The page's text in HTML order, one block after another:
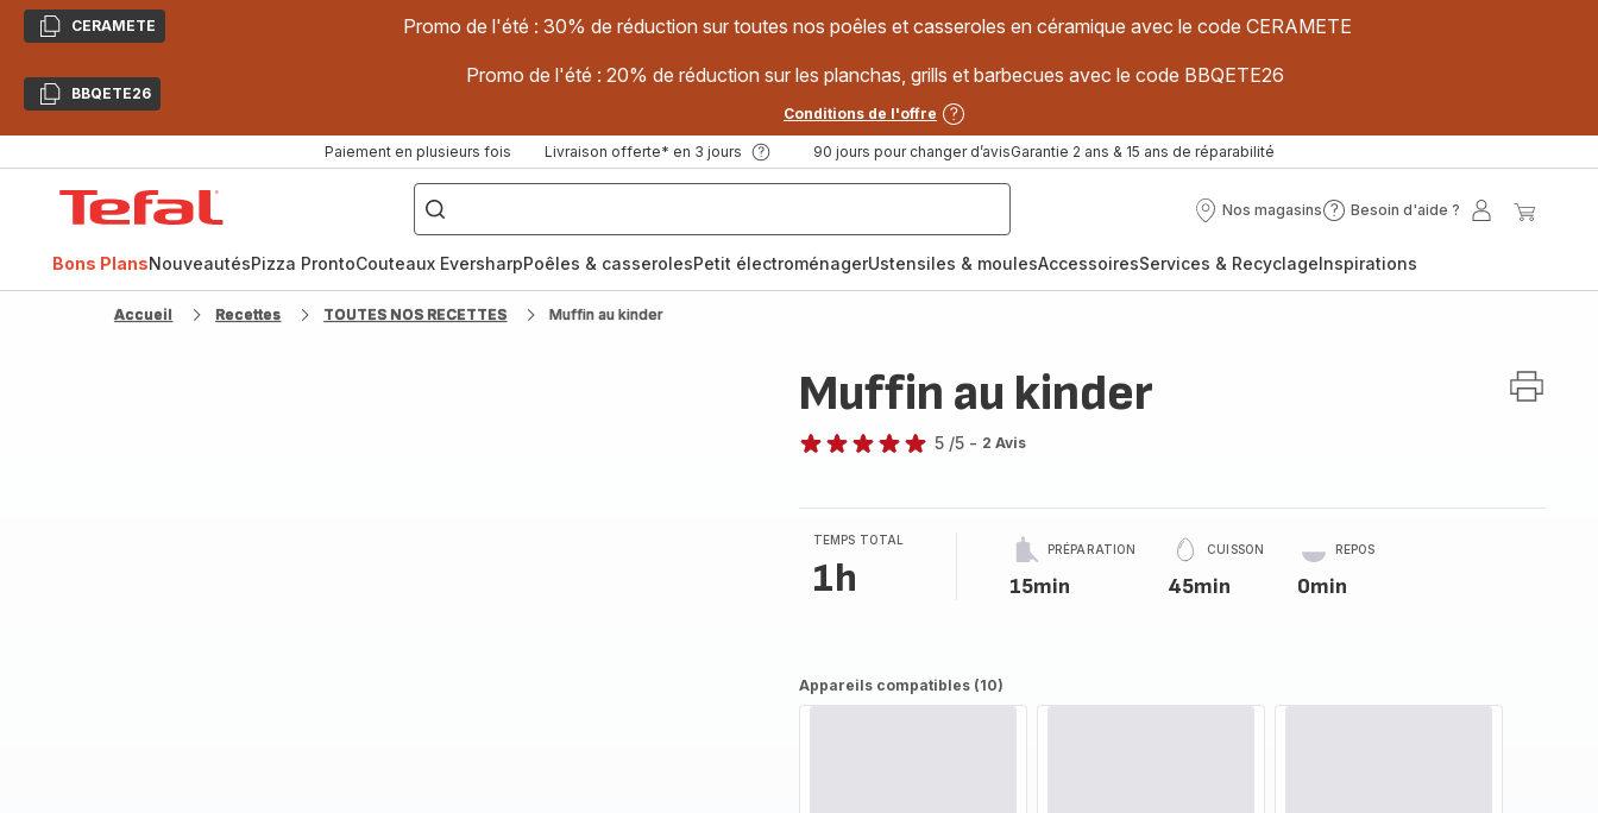
CopierCERAMETE Promo de l'été : 30% de réduction sur toutes nos poêles et casseroles en céramique avec le code CERAMETE
CopierBBQETE26
Promo de l'été : 20% de réduction sur les planchas, grills et barbecues avec le code BBQETE26
Conditions de l'offre
Paiement en plusieurs fois Livraison offerte* en 3 jours 90 jours pour changer d’avisGarantie 2 ans & 15 ans de réparabilité
["Poêles
inox,
Cake
Factory,
Nos magasins
Nos
Besoin d'aide ?
Besoin
?
Mon
Bons PlansNouveautésPizza ProntoCouteaux EversharpPoêles & casserolesPetit électroménagerUstensiles & moulesAccessoiresServices & RecyclageInspirations
Accueil Recettes TOUTES NOS RECETTES Muffin au kinder
Muffin au kinder
étoiles
(moyenne)
5 /5 - 2 Avis
TEMPS TOTAL
1h
PRÉPARATION
15min
CUISSON
45min
REPOS
0min
Appareils compatibles (10)